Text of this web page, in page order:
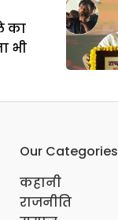
का
भी
Our Categories
कहानी
राजनीति